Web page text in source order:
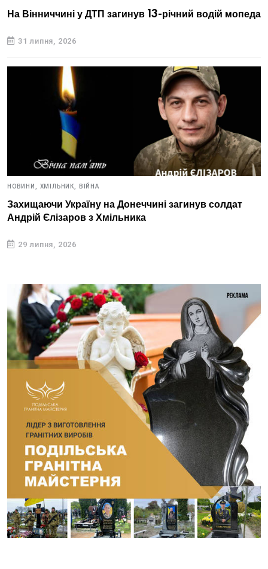
На Вінниччині у ДТП загинув 13-річний водій мопеда
31 липня, 2026
НОВИНИ, ХМІЛЬНИК, ВІЙНА
Захищаючи Україну на Донеччині загинув солдат
Андрій Єлізаров з Хмільника
29 липня, 2026